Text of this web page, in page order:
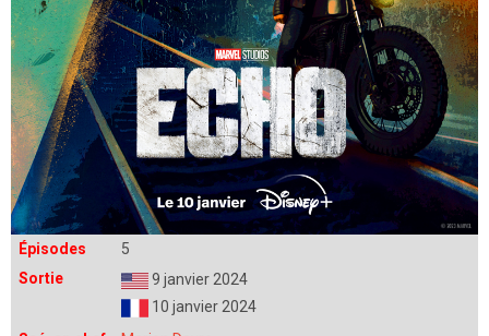
Épisodes
5
Sortie
9 janvier 2024
10 janvier 2024